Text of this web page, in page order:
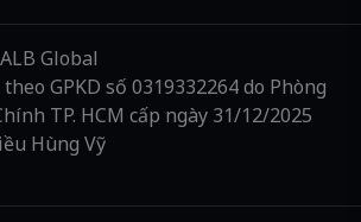
Global
GPKD số 0319332264 do Phòng
TP. HCM cấp ngày 31/12/2025
Hùng Vỹ